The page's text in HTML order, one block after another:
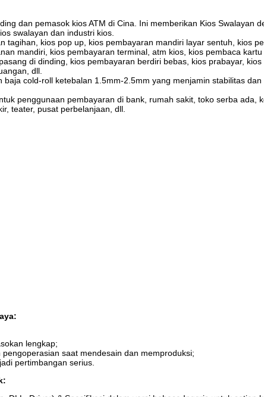
dan pemasok kios ATM di Cina. Ini memberikan Kios Swalayan
swalayan dan industri kios.
tagihan, kios pop up, kios pembayaran mandiri layar sentuh, kios
mandiri, kios pembayaran terminal, atm kios, kios pembaca
di dinding, kios pembayaran berdiri bebas, kios prabayar,
dll.
baja cold-roll ketebalan 1.5mm-2.5mm yang menjamin stabilitas
penggunaan pembayaran di bank, rumah sakit, toko serba ada,
teater, pusat perbelanjaan, dll.
lengkap;
saat mendesain dan memproduksi;
pertimbangan serius.